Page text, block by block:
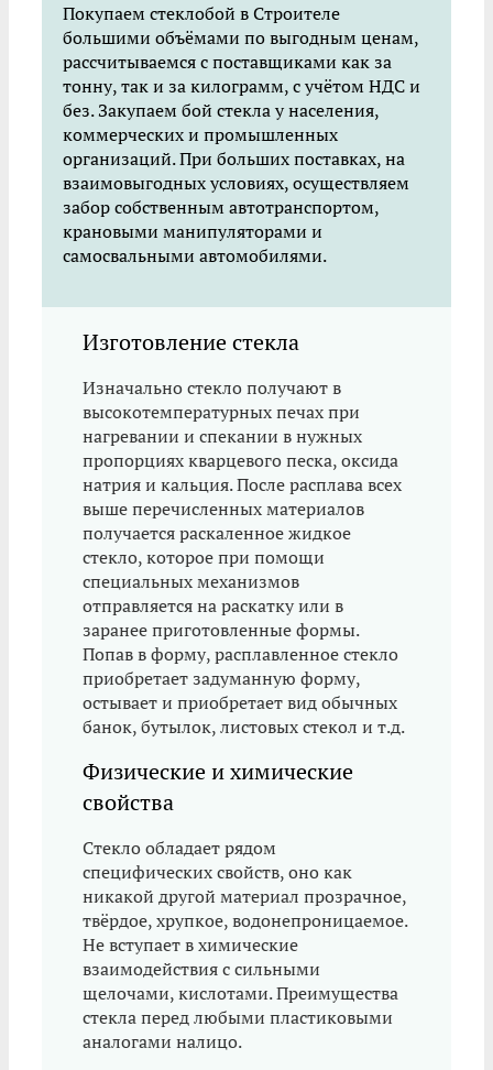
Покупаем стеклобой в Строителе
большими объёмами по выгодным ценам,
рассчитываемся с поставщиками как за
тонну, так и за килограмм, с учётом НДС и
без. Закупаем бой стекла у населения,
коммерческих и промышленных
организаций. При больших поставках, на
взаимовыгодных условиях, осуществляем
забор собственным автотранспортом,
крановыми манипуляторами и
самосвальными автомобилями.
Изготовление стекла
Изначально стекло получают в
высокотемпературных печах при
нагревании и спекании в нужных
пропорциях кварцевого песка, оксида
натрия и кальция. После расплава всех
выше перечисленных материалов
получается раскаленное жидкое
стекло, которое при помощи
специальных механизмов
отправляется на раскатку или в
заранее приготовленные формы.
Попав в форму, расплавленное стекло
приобретает задуманную форму,
остывает и приобретает вид обычных
банок, бутылок, листовых стекол и т.д.
Физические и химические
свойства
Стекло обладает рядом
специфических свойств, оно как
никакой другой материал прозрачное,
твёрдое, хрупкое, водонепроницаемое.
Не вступает в химические
взаимодействия с сильными
щелочами, кислотами. Преимущества
стекла перед любыми пластиковыми
аналогами налицо.